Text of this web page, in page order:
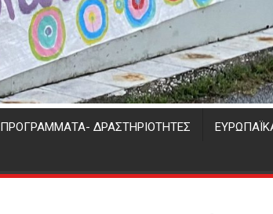
ΠΡΟΓΡΑΜΜΑΤΑ- ΔΡΑΣΤΗΡΙΟΤΗΤΕΣ